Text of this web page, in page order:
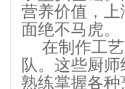
营养价值，
面绝不马虎。
在制作工
队。这些厨
熟练掌握各